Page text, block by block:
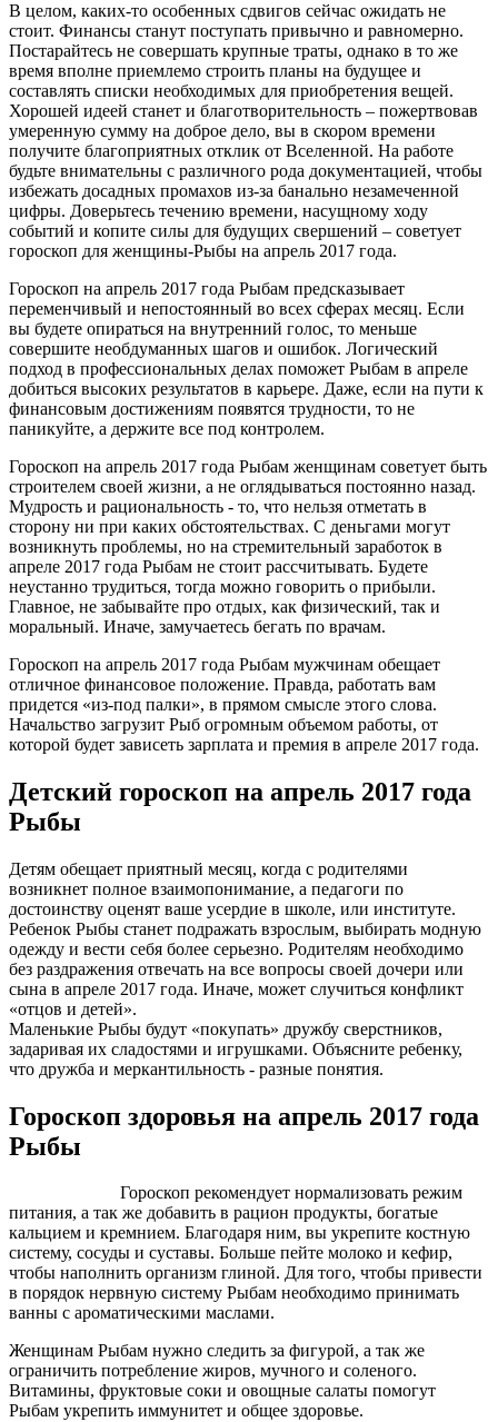
В целом, каких-то особенных сдвигов сейчас ожидать не
стоит. Финансы станут поступать привычно и равномерно.
Постарайтесь не совершать крупные траты, однако в то же
время вполне приемлемо строить планы на будущее и
составлять списки необходимых для приобретения вещей.
Хорошей идеей станет и благотворительность – пожертвовав
умеренную сумму на доброе дело, вы в скором времени
получите благоприятных отклик от Вселенной. На работе
будьте внимательны с различного рода документацией, чтобы
избежать досадных промахов из-за банально незамеченной
цифры. Доверьтесь течению времени, насущному ходу
событий и копите силы для будущих свершений – советует
гороскоп для женщины-Рыбы на апрель 2017 года.
Гороскоп на апрель 2017 года Рыбам предсказывает
переменчивый и непостоянный во всех сферах месяц. Если
вы будете опираться на внутренний голос, то меньше
совершите необдуманных шагов и ошибок. Логический
подход в профессиональных делах поможет Рыбам в апреле
добиться высоких результатов в карьере. Даже, если на пути к
финансовым достижениям появятся трудности, то не
паникуйте, а держите все под контролем.
Гороскоп на апрель 2017 года Рыбам женщинам советует быть
строителем своей жизни, а не оглядываться постоянно назад.
Мудрость и рациональность - то, что нельзя отметать в
сторону ни при каких обстоятельствах. С деньгами могут
возникнуть проблемы, но на стремительный заработок в
апреле 2017 года Рыбам не стоит рассчитывать. Будете
неустанно трудиться, тогда можно говорить о прибыли.
Главное, не забывайте про отдых, как физический, так и
моральный. Иначе, замучаетесь бегать по врачам.
Гороскоп на апрель 2017 года Рыбам мужчинам обещает
отличное финансовое положение. Правда, работать вам
придется «из-под палки», в прямом смысле этого слова.
Начальство загрузит Рыб огромным объемом работы, от
которой будет зависеть зарплата и премия в апреле 2017 года.
Детский гороскоп на апрель 2017 года
Рыбы
Детям обещает приятный месяц, когда с родителями
возникнет полное взаимопонимание, а педагоги по
достоинству оценят ваше усердие в школе, или институте.
Ребенок Рыбы станет подражать взрослым, выбирать модную
одежду и вести себя более серьезно. Родителям необходимо
без раздражения отвечать на все вопросы своей дочери или
сына в апреле 2017 года. Иначе, может случиться конфликт
«отцов и детей».
Маленькие Рыбы будут «покупать» дружбу сверстников,
задаривая их сладостями и игрушками. Объясните ребенку,
что дружба и меркантильность - разные понятия.
Гороскоп здоровья на апрель 2017 года
Рыбы
Гороскоп рекомендует нормализовать режим
питания, а так же добавить в рацион продукты, богатые
кальцием и кремнием. Благодаря ним, вы укрепите костную
систему, сосуды и суставы. Больше пейте молоко и кефир,
чтобы наполнить организм глиной. Для того, чтобы привести
в порядок нервную систему Рыбам необходимо принимать
ванны с ароматическими маслами.
Женщинам Рыбам нужно следить за фигурой, а так же
ограничить потребление жиров, мучного и соленого.
Витамины, фруктовые соки и овощные салаты помогут
Рыбам укрепить иммунитет и общее здоровье.